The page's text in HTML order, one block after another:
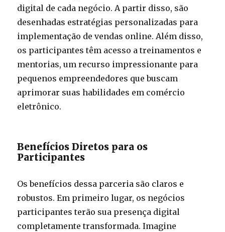
digital de cada negócio. A partir disso, são
desenhadas estratégias personalizadas para
implementação de vendas online. Além disso,
os participantes têm acesso a treinamentos e
mentorias, um recurso impressionante para
pequenos empreendedores que buscam
aprimorar suas habilidades em comércio
eletrônico.
Benefícios Diretos para os
Participantes
Os benefícios dessa parceria são claros e
robustos. Em primeiro lugar, os negócios
participantes terão sua presença digital
completamente transformada. Imagine